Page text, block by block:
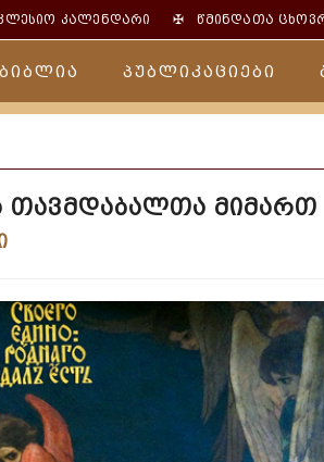
კალენდარი ✠წმინდათა
ბიბლია პუბლიკაციები
თავმდაბალთა მიმართ